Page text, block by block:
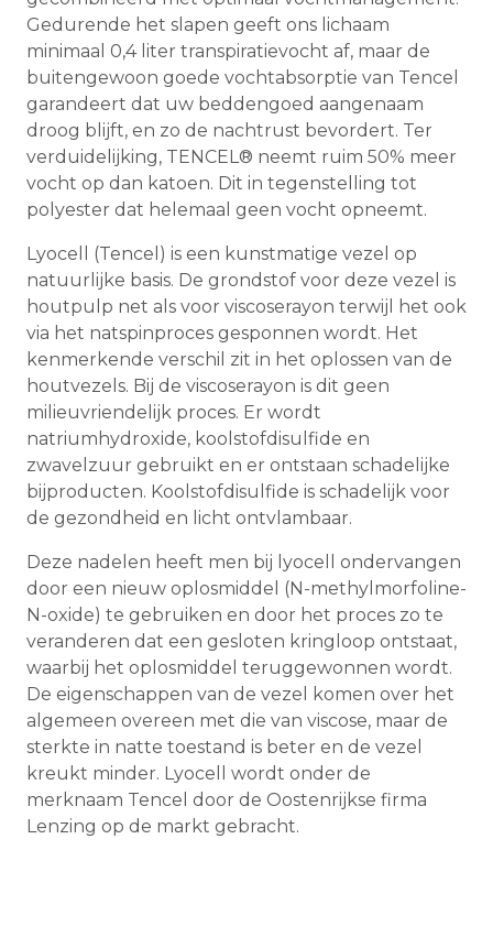
Gedurende het slapen geeft ons lichaam
minimaal 0,4 liter transpiratievocht af, maar de
buitengewoon goede vochtabsorptie van Tencel
garandeert dat uw beddengoed aangenaam
droog blijft, en zo de nachtrust bevordert. Ter
verduidelijking, TENCEL® neemt ruim 50% meer
vocht op dan katoen. Dit in tegenstelling tot
polyester dat helemaal geen vocht opneemt.
Lyocell (Tencel) is een kunstmatige vezel op
natuurlijke basis. De grondstof voor deze vezel is
houtpulp net als voor viscoserayon terwijl het ook
via het natspinproces gesponnen wordt. Het
kenmerkende verschil zit in het oplossen van de
houtvezels. Bij de viscoserayon is dit geen
milieuvriendelijk proces. Er wordt
natriumhydroxide, koolstofdisulfide en
zwavelzuur gebruikt en er ontstaan schadelijke
bijproducten. Koolstofdisulfide is schadelijk voor
de gezondheid en licht ontvlambaar.
Deze nadelen heeft men bij lyocell ondervangen
door een nieuw oplosmiddel (N-methylmorfoline-
N-oxide) te gebruiken en door het proces zo te
veranderen dat een gesloten kringloop ontstaat,
waarbij het oplosmiddel teruggewonnen wordt.
De eigenschappen van de vezel komen over het
algemeen overeen met die van viscose, maar de
sterkte in natte toestand is beter en de vezel
kreukt minder. Lyocell wordt onder de
merknaam Tencel door de Oostenrijkse firma
Lenzing op de markt gebracht.